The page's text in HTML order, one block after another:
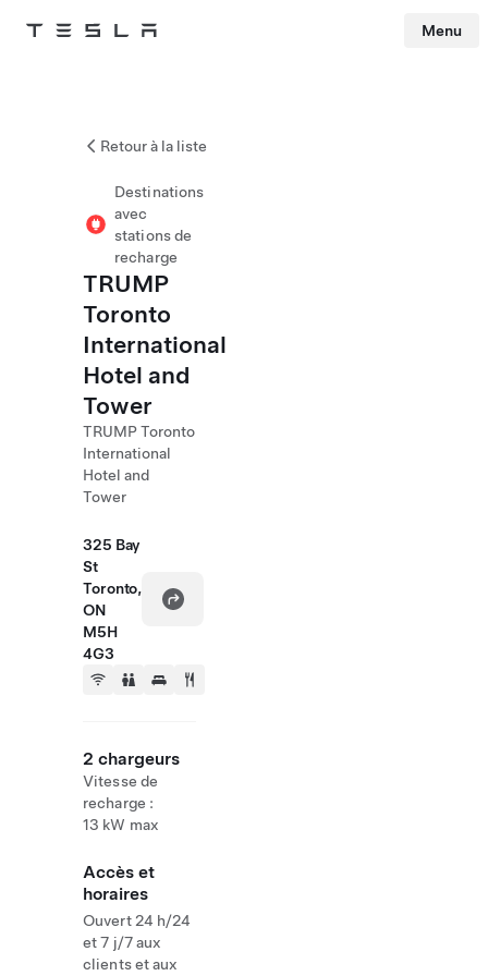
Tesla Menu
Retour à la liste
Destinations
avec
stations de
recharge
TRUMP
Toronto
International
Hotel and
Tower
TRUMP Toronto
International
Hotel and
Tower
325 Bay
St
Toronto,
ON
M5H
4G3
2 chargeurs
Vitesse de
recharge :
13 kW max
Accès et
horaires
Ouvert 24 h/24
et 7 j/7 aux
clients et aux